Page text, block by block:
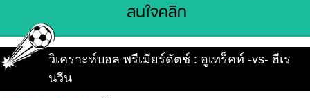
วิเคราะห์บอล พรีเมียร์ดัตช์ : อูเทร็คท์ -vs- ฮีเร
นวีน